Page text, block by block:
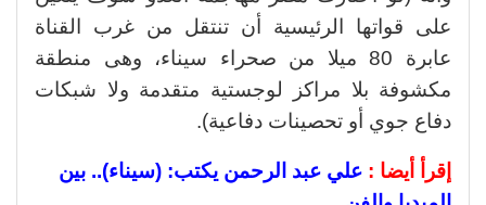
على قواتها الرئيسية أن تنتقل من غرب القناة
عابرة 80 ميلا من صحراء سيناء، وهى منطقة
مكشوفة بلا مراكز لوجستية متقدمة ولا شبكات
دفاع جوي أو تحصينات دفاعية).
إقرأ أيضا : علي عبد الرحمن يكتب: (سيناء).. بين